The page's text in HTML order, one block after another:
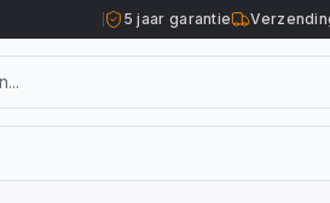
5 jaar garantie